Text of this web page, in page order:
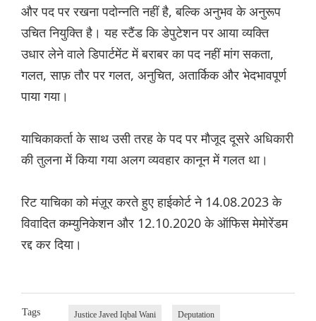
और पद पर रखना पदोन्नति नहीं है, बल्कि अनुभव के अनुरूप
उचित नियुक्ति है। यह स्टैंड कि डेपुटेशन पर आया व्यक्ति
उधार लेने वाले डिपार्टमेंट में बराबर का पद नहीं मांग सकता,
गलत, साफ़ तौर पर गलत, अनुचित, अतार्किक और भेदभावपूर्ण
पाया गया।
याचिकाकर्ता के साथ उसी तरह के पद पर मौजूद दूसरे अधिकारी
की तुलना में किया गया अलग व्यवहार कानून में गलत था।
रिट याचिका को मंज़ूर करते हुए हाईकोर्ट ने 14.08.2023 के
विवादित कम्युनिकेशन और 12.10.2020 के ऑफिस मेमोरेंडम
रद्द कर दिया।
Tags Justice Javed Iqbal Wani Deputation